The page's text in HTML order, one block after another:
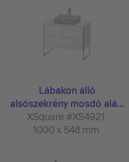
Lábakon álló
alsószekrény mosdó alá...
XSquare #XS4921
1000 x 548 mm